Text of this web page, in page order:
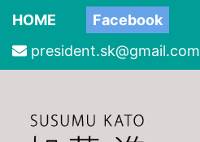
HOME
Facebook
president.sk@gmail.com